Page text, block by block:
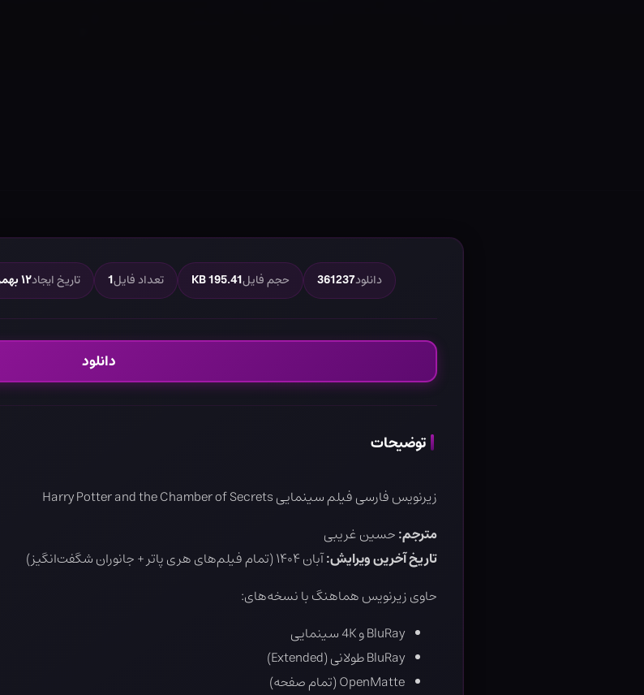
دانلود361237 حجم فایل195.41 KB تعداد فایل1 تاریخ ایجاد۱۲ بهمن ۹۸
دانلود
توضیحات
زیرنویس فارسی فیلم سینمایی Harry Potter and the Chamber of Secrets
مترجم:حسین غریبی
تاریخ آخرین ویرایش:آبان ۱۴۰۴ (تمام فیلم‌های هری پاتر + جانوران شگفت‌انگیز)
حاوی زیرنویس هماهنگ با نسخه‌های:
BluRay و 4K سینمایی
BluRay طولانی (Extended)
OpenMatte (تمام صفحه)